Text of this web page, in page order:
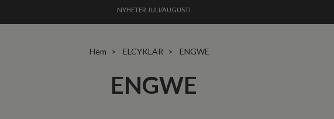
NYHETER JULI/AUGUSTI
Hem ELCYKLAR ENGWE
ENGWE